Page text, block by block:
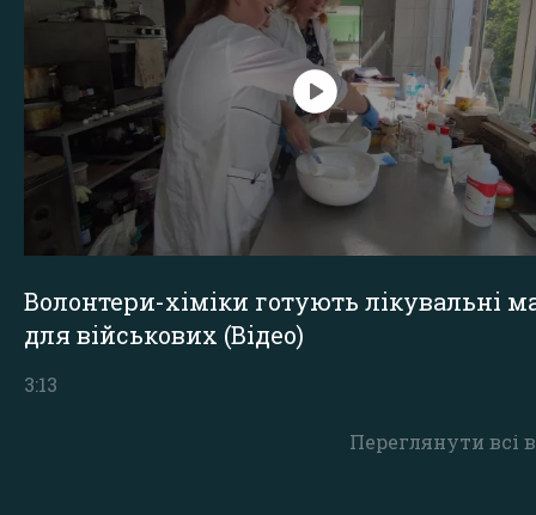
Переглянути всі
Волонтери-хіміки готують лікувальні
для військових (Відео)
3:13